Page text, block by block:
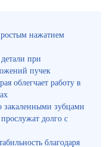
нажатием
при
пучек
облегчает работу в
закаленными зубцами
долго с
благодаря